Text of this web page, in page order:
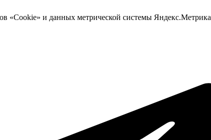
«Cookie» и данных метрической системы Яндекс.Метрика